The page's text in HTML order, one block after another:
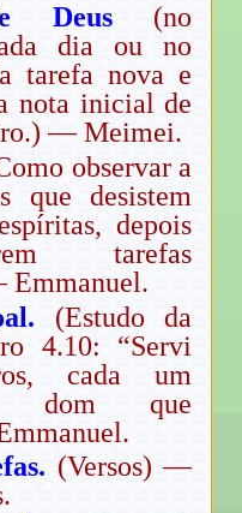
Deus(no
dia ou no
tarefa nova e
nota inicial de
— Meimei.
observar a
que desistem
depois
tarefas
(Estudo da
4.10: “Servi
cada um
dom que
(Versos) —